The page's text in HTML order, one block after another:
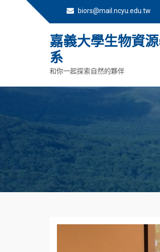
biors@mail.ncyu.edu.tw
嘉義大學生物資
系
和你一起探索自然的夥伴